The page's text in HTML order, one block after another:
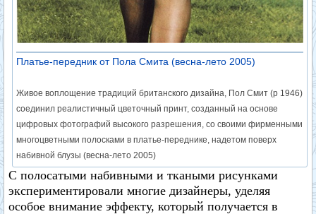
Платье-передник от Пола Смита (весна-лето 2005)
Живое воплощение традиций британского дизайна, Пол Смит (р 1946)
соединил реалистичный цветочный принт, созданный на основе
цифровых фотографий высокого разрешения, со своими фирменными
многоцветными полосками в платье-переднике, надетом поверх
набивной блузы (весна-лето 2005)
С полосатыми набивными и ткаными рисунками
экспериментировали многие дизайнеры, уделяя
особое внимание эффекту, который получается в